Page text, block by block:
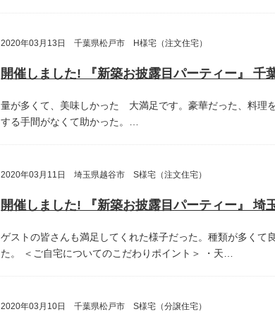
2020年03月13日 千葉県松戸市 H様宅（注文住宅）
量が多くて、美味しかった 大満足です。豪華だった、料理
する手間がなくて助かった。…
2020年03月11日 埼玉県越谷市 S様宅（注文住宅）
ゲストの皆さんも満足してくれた様子だった。種類が多くて
た。
＜ご自宅についてのこだわりポイント＞ ・天…
2020年03月10日 千葉県松戸市 S様宅（分譲住宅）